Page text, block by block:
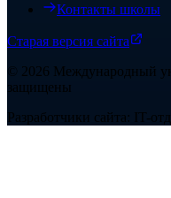
Контакты школы
Старая версия сайта
© 2026 Международный
защищены
Разработчики сайта: IT-